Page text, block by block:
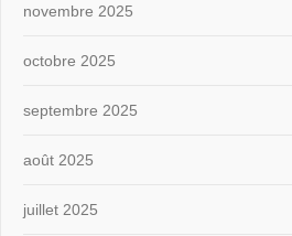
novembre 2025
octobre 2025
septembre 2025
août 2025
juillet 2025